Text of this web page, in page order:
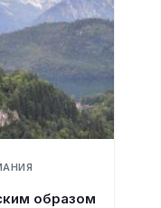
образом